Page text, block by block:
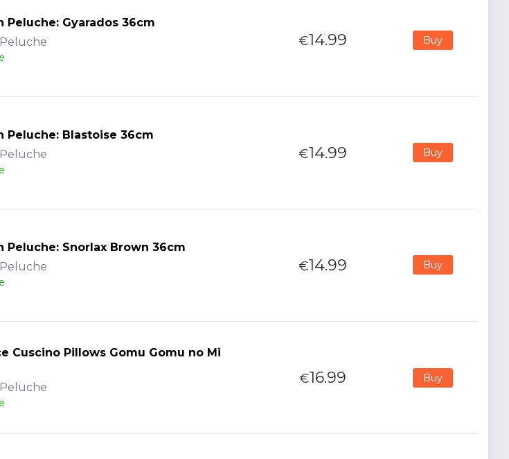
Peluche: Gyarados 36cm
€14.99 Buy
Peluche: Blastoise 36cm
€14.99 Buy
Peluche: Snorlax Brown 36cm
€14.99 Buy
Cuscino Pillows Gomu Gomu no Mi
€16.99 Buy